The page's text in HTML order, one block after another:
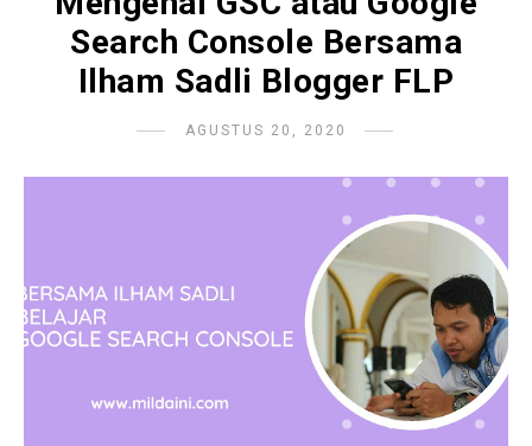
Search Console Bersama
Ilham Sadli Blogger FLP
AGUSTUS 20, 2020